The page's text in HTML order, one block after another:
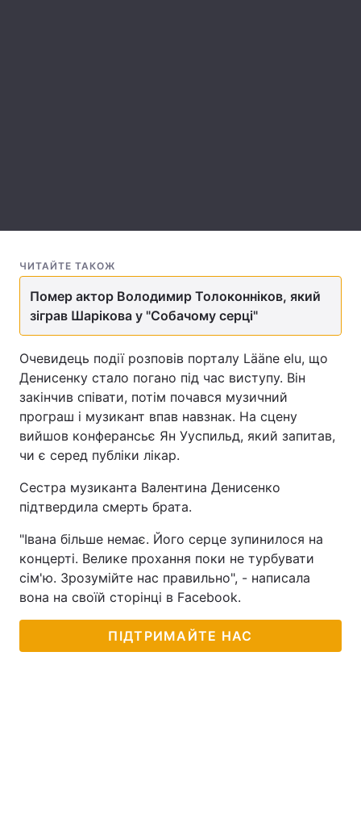
Контакти
Послуги
Тема оформлення
ЧИТАЙТЕ ТАКОЖ
Помер актор Володимир Толоконніков, який
зіграв Шарікова у "Собачому серці"
Очевидець події розповів порталу Lääne elu, що
Денисенку стало погано під час виступу. Він
закінчив співати, потім почався музичний
програш і музикант впав навзнак. На сцену
вийшов конферансьє Ян Ууспильд, який запитав,
чи є серед публіки лікар.
Сестра музиканта Валентина Денисенко
підтвердила смерть брата.
"Івана більше немає. Його серце зупинилося на
концерті. Велике прохання поки не турбувати
сім'ю. Зрозумійте нас правильно", - написала
вона на своїй сторінці в Facebook.
ПІДТРИМАЙТЕ НАС